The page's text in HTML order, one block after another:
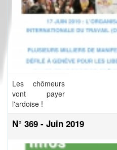
Les chômeurs
vont payer
l'ardoise !
N° 369 - Juin 2019